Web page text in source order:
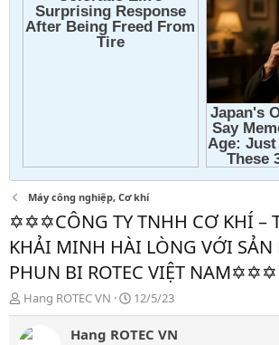
Máy công nghiệp, Cơ khí
✡✡✡CÔNG TY TNHH CƠ KHÍ –
KHẢI MINH HÀI LÒNG VỚI SẢN
PHUN BI ROTEC VIỆT NAM✡️✡️✡️
T
h
r
Hang ROTEC VN
N
g
à
12/5/23
Hang ROTEC VN